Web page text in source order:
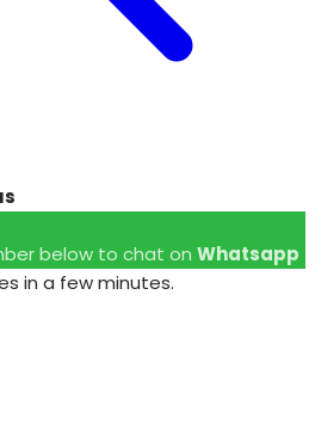
below to chat on Whatsapp
in a few minutes.